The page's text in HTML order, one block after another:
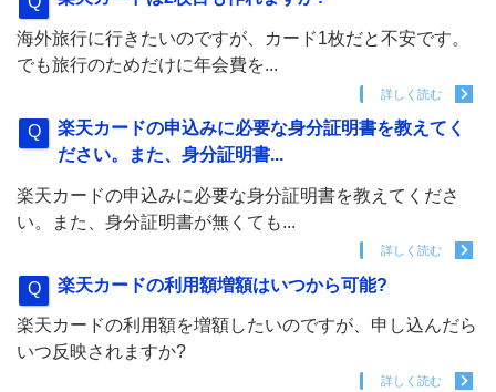
海外旅行に行きたいのですが、カード1枚だと不安です。
でも旅行のためだけに年会費を...
詳しく読む
楽天カードの申込みに必要な身分証明書を教えてく
ださい。また、身分証明書...
楽天カードの申込みに必要な身分証明書を教えてくださ
い。また、身分証明書が無くても...
詳しく読む
楽天カードの利用額増額はいつから可能?
楽天カードの利用額を増額したいのですが、申し込んだら
いつ反映されますか?
詳しく読む